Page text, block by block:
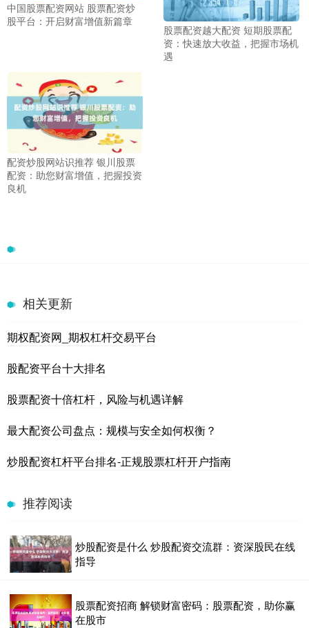
中国股票配资网站 股票配资炒
股平台：开启财富增值新篇章
股票配资越大配资 短期股票配
资：快速放大收益，把握市场机
遇
配资炒股网站识推荐 银川股票
配资：助您财富增值，把握投资
良机
相关更新
期权配资网_期权杠杆交易平台
股配资平台十大排名
股票配资十倍杠杆，风险与机遇详解
最大配资公司盘点：规模与安全如何权衡？
炒股配资杠杆平台排名-正规股票杠杆开户指南
推荐阅读
炒股配资是什么 炒股配资交流群：资深股民在线
指导
股票配资招商 解锁财富密码：股票配资，助你赢
在股市